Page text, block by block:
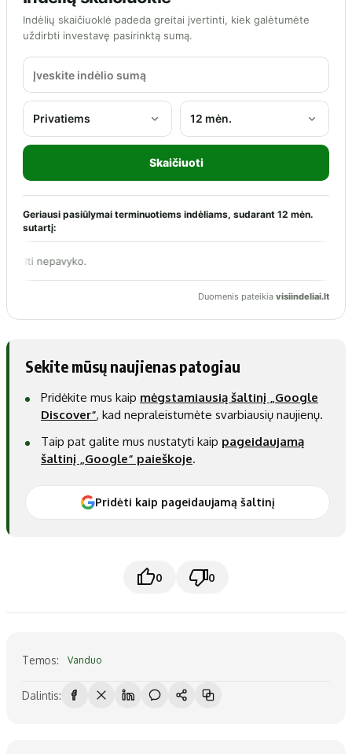
Sekite mūsų naujienas patogiau
Pridėkite mus kaip mėgstamiausią šaltinį „Google
Discover“, kad nepraleistumėte svarbiausių naujienų.
Taip pat galite mus nustatyti kaip pageidaujamą
šaltinį „Google“ paieškoje.
Pridėti kaip pageidaujamą šaltinį
0 0
Temos: Vanduo
Dalintis: